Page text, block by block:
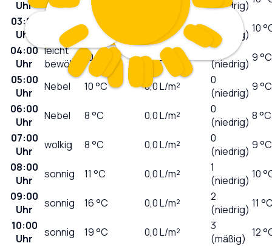
Uhr (niedrig)
03:00
Uhr
11 °C L/m²
(niedrig) 10
04:00
Uhr
leicht
bewölkt
10°C 0,0L/m²
0
(niedrig) 9 °C
05:00
Uhr
Nebel 10°C 0,0L/m²
0
(niedrig) 9 °C
06:00
Uhr
Nebel 8°C 0,0L/m²
0
(niedrig) 8 °C
07:00
Uhr
wolkig 8°C 0,0L/m²
0
(niedrig) 9 °C
08:00
Uhr
sonnig 11 °C 0,0L/m²
1
(niedrig) 10
09:00
Uhr
sonnig 16°C 0,0L/m²
2
(niedrig) 11
10:00
Uhr
sonnig 19°C 0,0L/m²
3
(mäßig) 12